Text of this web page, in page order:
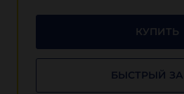
КУПИТЬ
БЫСТРЫЙ